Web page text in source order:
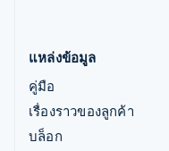
แหล่งข้อมูล
คู่มือ
เรื่องราวของลูกค้า
บล็อก